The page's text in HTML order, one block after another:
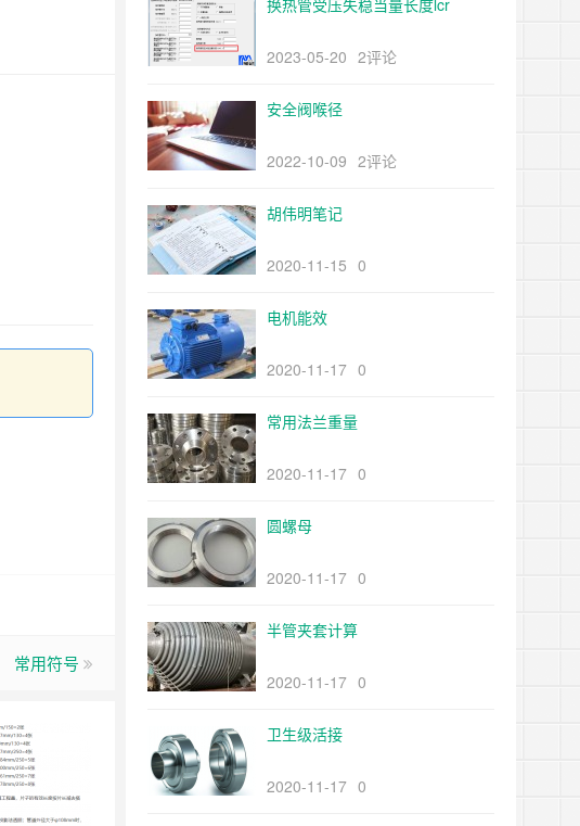
常用符号
换热管受压失稳当量长度lcr
2023-05-20 2评论
安全阀喉径
2022-10-09 2评论
胡伟明笔记
2020-11-15 0
电机能效
2020-11-17 0
常用法兰重量
2020-11-17 0
圆螺母
2020-11-17 0
半管夹套计算
2020-11-17 0
卫生级活接
2020-11-17 0